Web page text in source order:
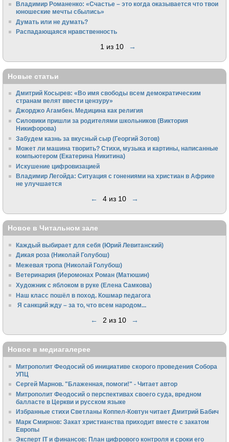
Владимир Романенко: «Счастье – это когда оказывается что твои
юношеские мечты сбылись»
Думать или не думать?
Распадающаяся нравственность
1 из 10 →
Новые статьи
Дмитрий Косырев: «Во имя свободы всем демократическим
странам велят ввести цензуру»
Джорджо Агамбен. Медицина как религия
Силовики пришли за родителями школьников (Виктория
Никифорова)
Забудем казнь за вкусный сыр (Георгий Зотов)
Может ли машина творить? Стихи, музыка и картины, написанные
компьютером (Екатерина Никитина)
Искушение цифровизацией
Владимир Легойда: Ситуация с гонениями на христиан в Африке
не улучшается
← 4 из 10 →
Новое в Читальном зале
Каждый выбирает для себя (Юрий Левитанский)
Дикая роза (Николай Голубош)
Межевая тропа (Николай Голубош)
Ветеринария (Иеромонах Роман (Матюшин)
Художник с яблоком в руке (Елена Самкова)
Наш класс пошёл в поход. Кошмар педагога
Я санкций жду – за то, что всем народом...
← 2 из 10 →
Новое в медиагалерее
Митрополит Феодосий об инициативе скорого проведения Собора
УПЦ
Сергей Марнов. "Блаженная, помоги!" - Читает автор
Митрополит Феодосий о перспективах своего суда, вредном
балласте в Церкви и русском языке
Избранные стихи Светланы Коппел-Ковтун читает Дмитрий Бабич
Марк Смирнов: Закат христианства приходит вместе с закатом
Европы
Эксперт IT и финансов: План цифрового контроля и сроки его